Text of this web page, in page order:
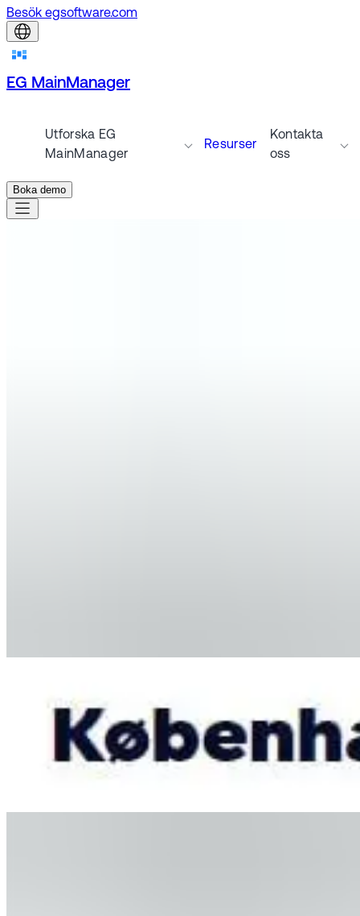
Besök egsoftware.com
EG MainManager
Utforska EG
MainManager
Resurser
Kontakta
oss
Boka demo